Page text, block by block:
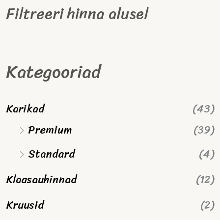
Filtreeri hinna alusel
Kategooriad
Karikad
(43)
Premium
(39)
Standard
(4)
Klaasauhinnad
(12)
Kruusid
(2)